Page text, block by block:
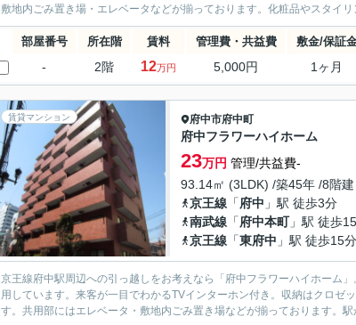
敷地内ごみ置き場・エレベータなどが揃っております。化粧品やスタイ
部屋番号 所在階 賃料 管理費・共益費 敷金/保証
- 2階 12万円 5,000円 1ヶ月
賃貸マンション 府中市府中町
府中フラワーハイホーム
23万円 管理/共益費-
93.14㎡ (3LDK) /築45年 /8階建
京王線 「府中 」駅 徒歩3分
南武線 「府中本町」駅 徒歩
京王線 「東府中 」駅 徒歩15分
京王線府中駅周辺への引っ越しをお考えなら「府中フラワーハイホーム
用しています。来客が一目でわかるTVインターホン付き。収納はクロ
す。共用部にはエレベータ・敷地内ごみ置き場などが揃っております。